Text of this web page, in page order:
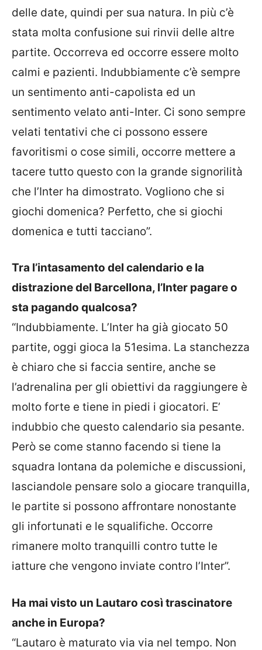
delle date, quindi per sua natura. In più c’è
stata molta confusione sui rinvii delle altre
partite. Occorreva ed occorre essere molto
calmi e pazienti. Indubbiamente c’è sempre
un sentimento anti-capolista ed un
sentimento velato anti-Inter. Ci sono sempre
velati tentativi che ci possono essere
favoritismi o cose simili, occorre mettere a
tacere tutto questo con la grande signorilità
che l’Inter ha dimostrato. Vogliono che si
giochi domenica? Perfetto, che si giochi
domenica e tutti tacciano”.
Tra l’intasamento del calendario e la
distrazione del Barcellona, l’Inter pagare o
sta pagando qualcosa?
“Indubbiamente. L’Inter ha già giocato 50
partite, oggi gioca la 51esima. La stanchezza
è chiaro che si faccia sentire, anche se
l’adrenalina per gli obiettivi da raggiungere è
molto forte e tiene in piedi i giocatori. E’
indubbio che questo calendario sia pesante.
Però se come stanno facendo si tiene la
squadra lontana da polemiche e discussioni,
lasciandole pensare solo a giocare tranquilla,
le partite si possono affrontare nonostante
gli infortunati e le squalifiche. Occorre
rimanere molto tranquilli contro tutte le
iatture che vengono inviate contro l’Inter”.
Ha mai visto un Lautaro così trascinatore
anche in Europa?
“Lautaro è maturato via via nel tempo. Non